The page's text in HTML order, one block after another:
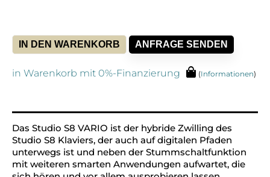
IN DEN WARENKORB ANFRAGE SENDEN
in Warenkorb mit 0%-Finanzierung (Informationen)
Das Studio S8 VARIO ist der hybride Zwilling des
Studio S8 Klaviers, der auch auf digitalen Pfaden
unterwegs ist und neben der Stummschaltfunktion
mit weiteren smarten Anwendungen aufwartet, die